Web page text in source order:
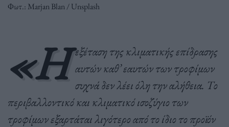
Φωτ.: Μarjan Blan / Unsplash
«Η εξέταση της κλιματικής επίδρασης
αυτών καθ’ εαυτών των τροφίμων
συχνά δεν λέει όλη την αλήθεια. Το
περιβαλλοντικό και κλιματικό ισοζύγιο των
τροφίμων εξαρτάται λιγότερο από το ίδιο το προϊόν